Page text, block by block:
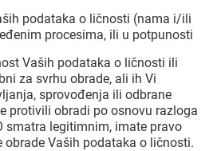
podataka o ličnosti (nama i/ili
procesima, ili u potpunosti
Vaših podataka o ličnosti ili
za svrhu obrade, ali ih Vi
sprovođenja ili odbrane
protivili obradi po osnovu razloga
smatra legitimnim, imate pravo
obrade Vaših podataka o ličnosti.